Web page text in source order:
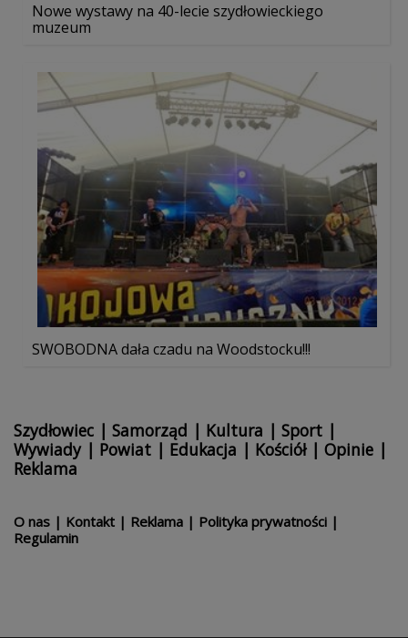
Nowe wystawy na 40-lecie szydłowieckiego
muzeum
SWOBODNA dała czadu na Woodstocku!!!
Szydłowiec | Samorząd | Kultura | Sport |
Wywiady| Powiat | Edukacja | Kościół| Opinie |
Reklama
O nas | Kontakt | Reklama | Polityka prywatności |
Regulamin